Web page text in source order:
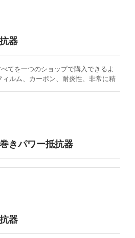
器
てを一つのショップで購入できるよ
ィルム、カーボン、耐炎性、非常に精
きパワー抵抗器
器